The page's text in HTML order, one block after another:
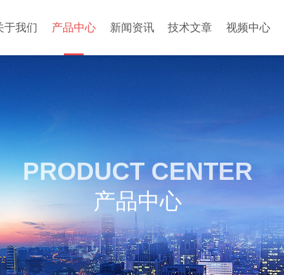
于我们 产品中心 新闻资讯 技术文章 视频中心
PRODUCT CENTER
产品中心